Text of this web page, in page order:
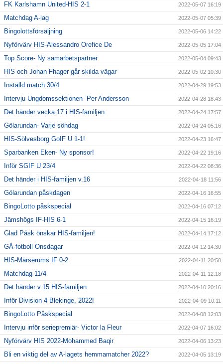
FK Karlshamn United-HIS 2-1 2022-05-07 16:19
Matchdag A-lag 2022-05-07 05:39
Bingolottsförsäljning 2022-05-06 14:22
Nyförvärv HIS-Alessandro Orefice De 2022-05-05 17:04
Top Score- Ny samarbetspartner 2022-05-04 09:43
HIS och Johan Fhager går skilda vägar 2022-05-02 10:30
Inställd match 30/4 2022-04-29 19:53
Intervju Ungdomssektionen- Per Andersson 2022-04-28 18:43
Det händer vecka 17 i HIS-familjen 2022-04-24 17:57
Gölarundan- Varje söndag 2022-04-24 05:16
HIS-Sölvesborg GoIF U 1-1! 2022-04-23 16:47
Sparbanken Eken- Ny sponsor! 2022-04-22 19:16
Inför SGIF U 23/4 2022-04-22 08:36
Det händer i HIS-familjen v.16 2022-04-18 11:56
Gölarundan påskdagen 2022-04-16 16:55
BingoLotto påskspecial 2022-04-16 07:12
Jämshögs IF-HIS 6-1 2022-04-15 16:19
Glad Påsk önskar HIS-familjen! 2022-04-14 17:12
GÅ-fotboll Onsdagar 2022-04-12 14:30
HIS-Märserums IF 0-2 2022-04-11 20:50
Matchdag 11/4 2022-04-11 12:18
Det händer v.15 HIS-familjen 2022-04-10 20:16
Inför Division 4 Blekinge, 2022! 2022-04-09 10:11
BingoLotto Påskspecial 2022-04-08 12:03
Intervju inför seriepremiär- Victor la Fleur 2022-04-07 16:02
Nyförvärv HIS 2022-Mohammed Baqir 2022-04-06 13:23
Bli en viktig del av A-lagets hemmamatcher 2022? 2022-04-05 13:19